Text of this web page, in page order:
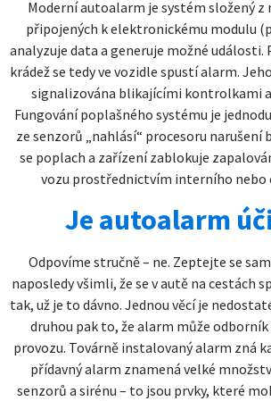
Moderní autoalarm je systém složený z
připojených k elektronickému modulu
analyzuje data a generuje možné události.
krádež se tedy ve vozidle spustí alarm.
signalizována blikajícími kontrolkami
Fungování poplašného systému je
ze senzorů „nahlásí“ procesoru narušení
se poplach a zařízení zablokuje
vozu prostřednictvím interního nebo
Je autoalarm
Odpovíme stručně – ne. Zeptejte se
naposledy všimli, že se v autě na cestách
tak, už je to dávno. Jednou věcí je
druhou pak to, že alarm může
provozu. Továrně instalovaný alarm zná
přídavný alarm znamená velké
senzorů a sirénu – to jsou prvky, které